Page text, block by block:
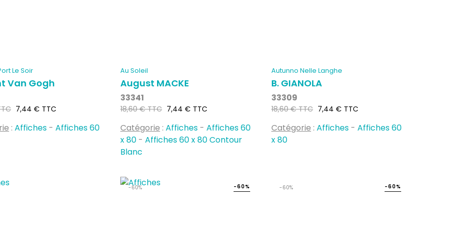
Le Soir
Van Gogh
Prix
7,44 € TTC
: Affiches - Affiches 60
Au Soleil
August MACKE
33341
Prix
18,60 € TTC Prix
7,44 € TTC
Catégorie : Affiches- Affiches 60
x 80- Affiches 60 x 80 Contour
Blanc
Autunno Nelle Langhe
B. GIANOLA
33309
Prix
18,60 € TTC Prix
7,44 € TTC
Catégorie : Affiches- Affiches 60
x 80
-60% -60% -60% -60%